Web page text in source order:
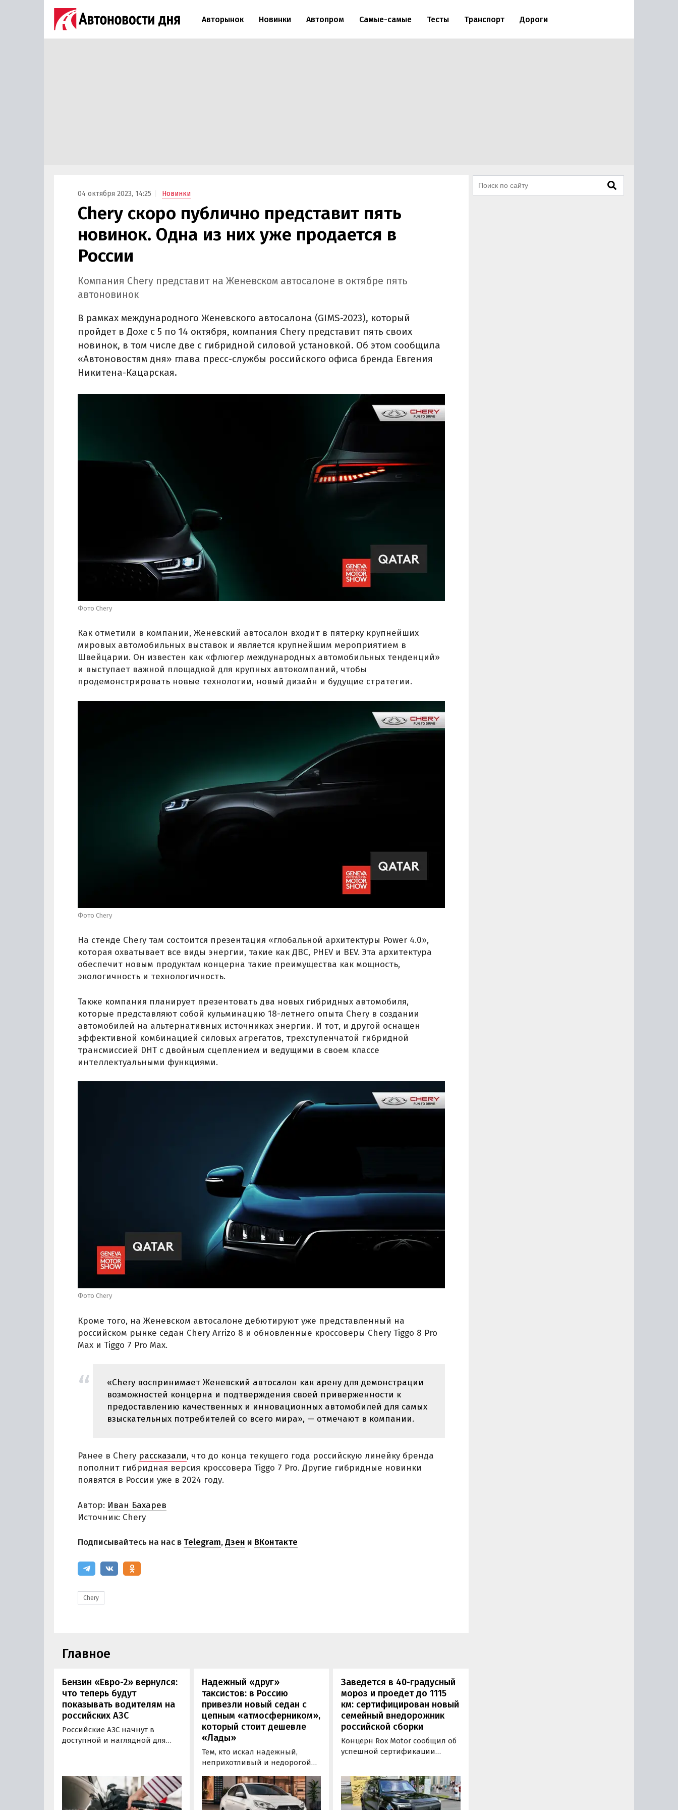
Авторынок Новинки Автопром Самые-самые Тесты Транспорт Дороги
04 октября 2023, 14:25 Новинки
Chery скоро публично представит пять
новинок. Одна из них уже продается в
России
Компания Chery представит на Женевском автосалоне в октябре пять
автоновинок
В рамках международного Женевского автосалона (GIMS-2023), который
пройдет в Дохе с 5 по 14 октября, компания Chery представит пять своих
новинок, в том числе две с гибридной силовой установкой. Об этом сообщила
«Автоновостям дня» глава пресс-службы российского офиса бренда Евгения
Никитена-Кацарская.
Фото Chery
Как отметили в компании, Женевский автосалон входит в пятерку крупнейших
мировых автомобильных выставок и является крупнейшим мероприятием в
Швейцарии. Он известен как «флюгер международных автомобильных тенденций»
и выступает важной площадкой для крупных автокомпаний, чтобы
продемонстрировать новые технологии, новый дизайн и будущие стратегии.
Фото Chery
На стенде Chery там состоится презентация «глобальной архитектуры Power 4.0»,
которая охватывает все виды энергии, такие как ДВС, PHEV и BEV. Эта архитектура
обеспечит новым продуктам концерна такие преимущества как мощность,
экологичность и технологичность.
Также компания планирует презентовать два новых гибридных автомобиля,
которые представляют собой кульминацию 18-летнего опыта Chery в создании
автомобилей на альтернативных источниках энергии. И тот, и другой оснащен
эффективной комбинацией силовых агрегатов, трехступенчатой гибридной
трансмиссией DHT c двойным сцеплением и ведущими в своем классе
интеллектуальными функциями.
Фото Chery
Кроме того, на Женевском автосалоне дебютируют уже представленный на
российском рынке седан Chery Arrizo 8 и обновленные кроссоверы Chery Tiggo 8 Pro
Max и Tiggo 7 Pro Max.
«Chery воспринимает Женевский автосалон как арену для демонстрации
возможностей концерна и подтверждения своей приверженности к
предоставлению качественных и инновационных автомобилей для самых
взыскательных потребителей со всего мира», — отмечают в компании.
Ранее в Chery рассказали, что до конца текущего года российскую линейку бренда
пополнит гибридная версия кроссовера Tiggo 7 Pro. Другие гибридные новинки
появятся в России уже в 2024 году.
Автор: Иван Бахарев
Источник: Chery
Подписывайтесь на нас в Telegram,Дзен и ВКонтакте
Chery
Главное
Бензин «Евро-2» вернулся:
что теперь будут
показывать водителям на
российских АЗС
Российские АЗС начнут в
доступной и наглядной для
отпускаемого топлива. Это
позволит автовладельцам
осознанно выбрать топливо
Надежный «друг»
таксистов: в Россию
привезли новый седан с
цепным «атмосферником»,
который стоит дешевле
«Лады»
Тем, кто искал надежный,
неприхотливый и недорогой
может подойти популярный у
азиатских таксистов седан
Mitsubishi Attrage. В Таиланде
Заведется в 40-градусный
мороз и проедет до 1115
км: сертифицирован новый
семейный внедорожник
российской сборки
Концерн Rox Motor сообщил об
успешной сертификации
Модель получила Одобрение
типа транспортного средства
(ОТТС), позволяющее